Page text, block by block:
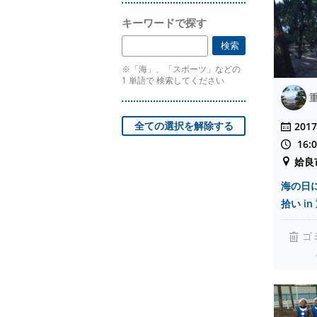
キーワードで探す
※「海」、「スポーツ」などの
1 単語で 検索してください
姶良
海の日
拾い in
ゴ